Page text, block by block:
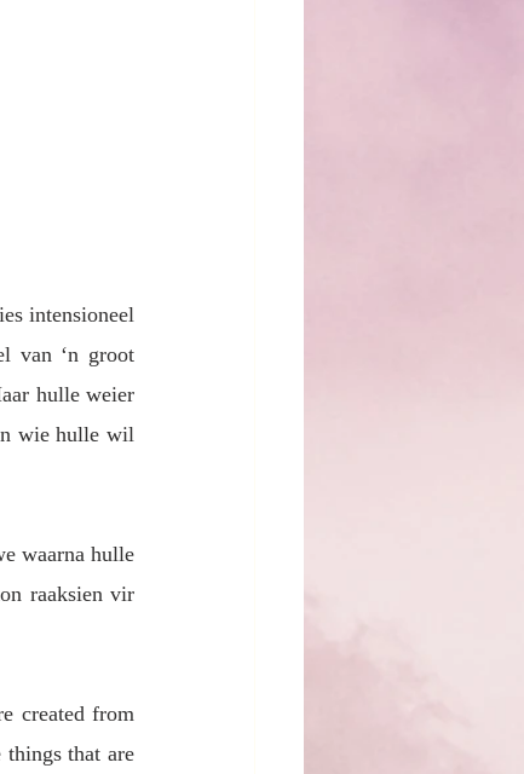
intensioneel
van ‘n groot
hulle weier
wie hulle wil
waarna hulle
raaksien vir
created from
that are